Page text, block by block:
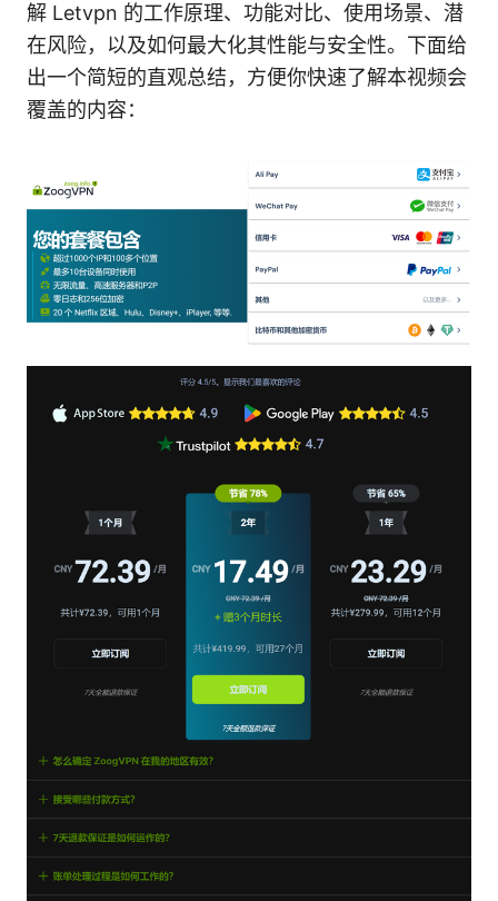
解 Letvpn 的工作原理、功能对比、使用场景、潜
在风险，以及如何最大化其性能与安全性。下面给
出一个简短的直观总结，方便你快速了解本视频会
覆盖的内容：